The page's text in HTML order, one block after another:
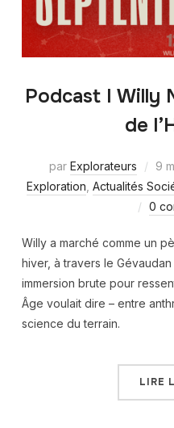
Podcast I Willy
de
par Explorateurs 9
Exploration Actualités
0
Willy a marché comme un
hiver, à travers le
immersion brute pour
Âge voulait dire – entre
science du terrain.
LIRE